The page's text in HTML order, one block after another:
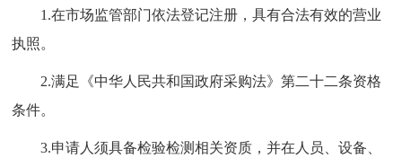
1.在市场监管部门依法登记注册，具有合法有效的营业
执照。
2.满足《中华人民共和国政府采购法》第二十二条资格
条件。
3.申请人须具备检验检测相关资质，并在人员、设备、